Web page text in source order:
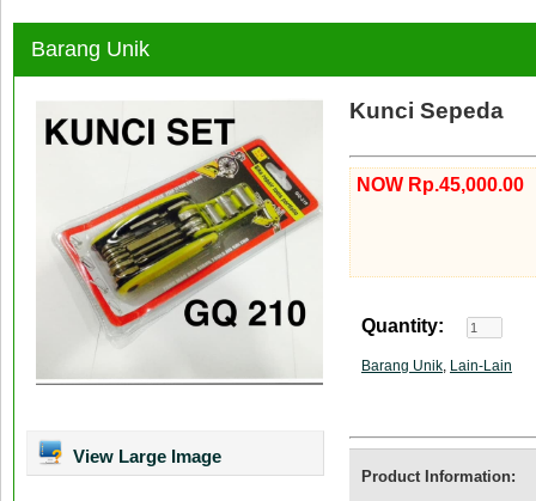
Barang Unik
View Large Image
Kunci Sepeda
NOW Rp.45,000.00
Quantity:
Barang Unik, Lain-Lain
Product Information: